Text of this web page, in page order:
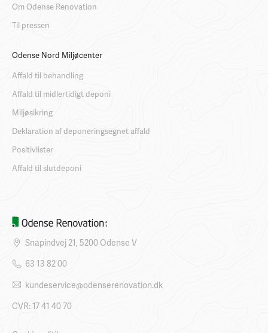
Om Odense Renovation
Til pressen
Odense Nord Miljøcenter
Affald til behandling
Affald til midlertidigt deponi
Miljøsikring
Deklaration af deponeringsegnet affald
Positivlister
Affald til slutdeponi
Snapindvej 21, 5200 Odense V
63 13 82 00
kundeservice@odenserenovation.dk
CVR: 17 41 40 70